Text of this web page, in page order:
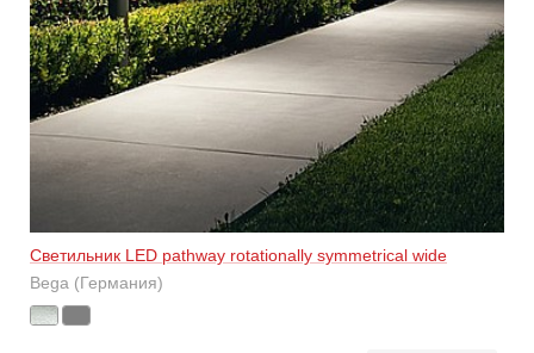
Светильник LED pathway rotationally symmetrical wide
Bega (Германия)